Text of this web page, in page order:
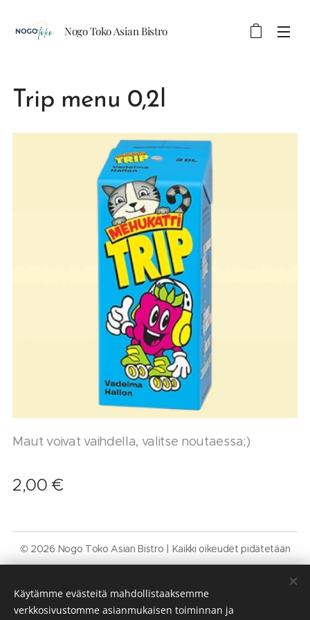
Nogo Toko Asian Bistro
Trip menu 0,2l
Maut voivat vaihdella, valitse noutaessa;)
2,00 €
© 2026 Nogo Toko Asian Bistro | Kaikki oikeudet pidätetään
Kielet
Suomi
Svenska English
Käytämme evästeitä mahdollistaaksemme
verkkosivustomme asianmukaisen toiminnan ja